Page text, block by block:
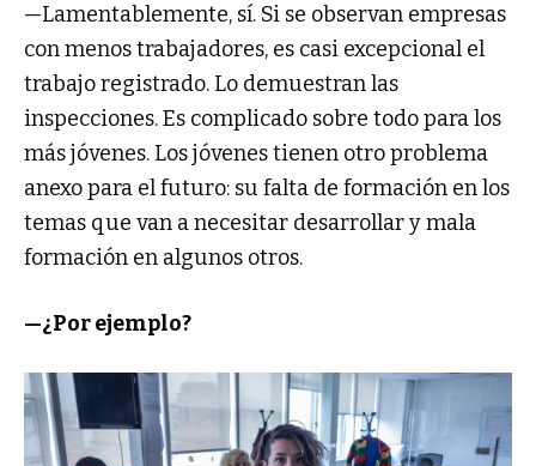
—Lamentablemente, sí. Si se observan empresas
con menos trabajadores, es casi excepcional el
trabajo registrado. Lo demuestran las
inspecciones. Es complicado sobre todo para los
más jóvenes. Los jóvenes tienen otro problema
anexo para el futuro: su falta de formación en los
temas que van a necesitar desarrollar y mala
formación en algunos otros.
—¿Por ejemplo?